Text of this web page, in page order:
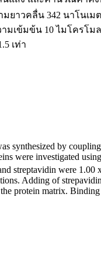
ยาวคลื่น 342 นาโนเ
เข้มข้น 10 ไมโครโ
เท่า
by
were investigated
streptavidin were 1.00
Adding of
protein matrix.